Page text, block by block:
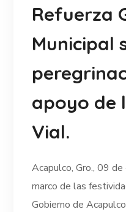
Refuerza
Municipal
apoyo de
Vial.
Acapulco, Gro., 09
marco de las
Gobierno de